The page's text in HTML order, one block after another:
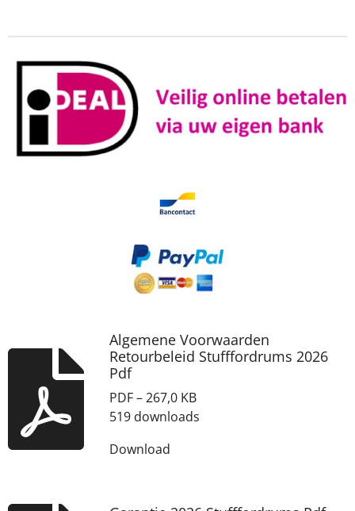
Algemene Voorwaarden
Retourbeleid Stufffordrums 2026
Pdf
PDF – 267,0 KB
519 downloads
Download